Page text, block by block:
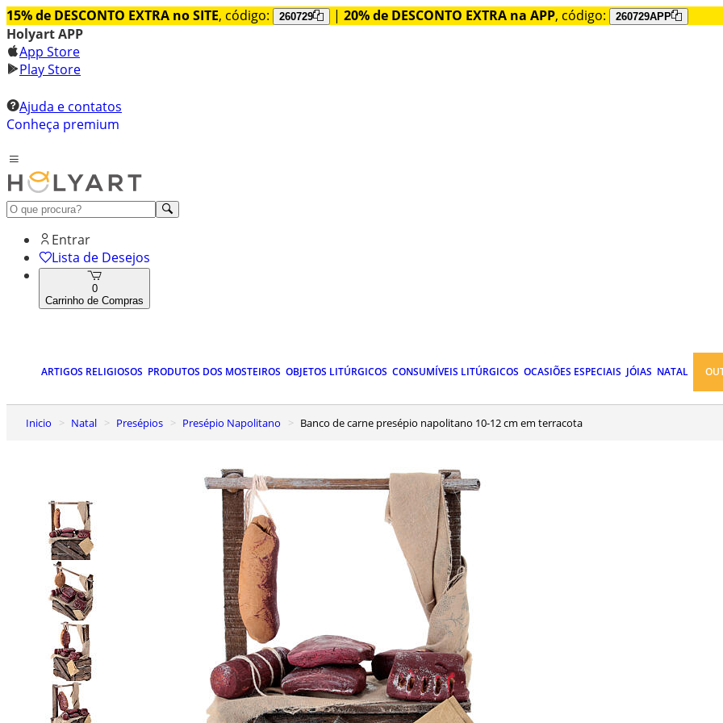
15% de DESCONTO EXTRA no SITE, código: 260729 | 20% de DESCONTO EXTRA na APP, código: 260729APP
Holyart APP
App Store
Play Store
Ajuda e contatos
Conheça premium
Entrar
Lista de Desejos
0
Carrinho de Compras
ARTIGOS RELIGIOSOS PRODUTOS DOS MOSTEIROS OBJETOS LITÚRGICOS CONSUMÍVEIS LITÚRGICOS OCASIÕES ESPECIAIS JÓIAS NATAL
Inicio Natal Presépios Presépio Napolitano Banco de carne presépio napolitano 10-12 cm em terracota